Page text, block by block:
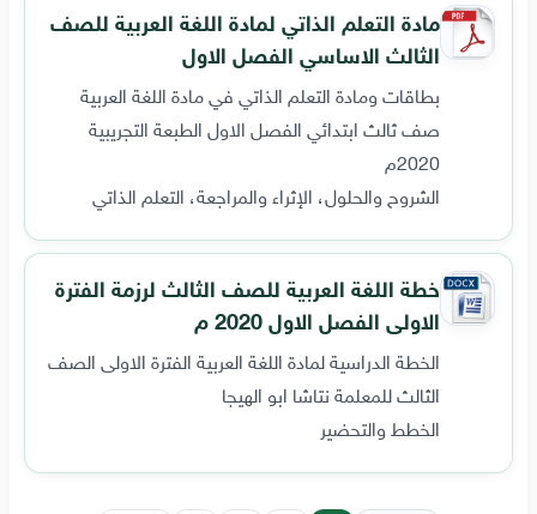
مادة التعلم الذاتي لمادة اللغة العربية للصف
الثالث الاساسي الفصل الاول
بطاقات ومادة التعلم الذاتي في مادة اللغة العربية
صف ثالث ابتدائي الفصل الاول الطبعة التجريبية
2020م
الشروح والحلول، الإثراء والمراجعة، التعلم الذاتي
خطة اللغة العربية للصف الثالث لرزمة الفترة
الاولى الفصل الاول 2020 م
الخطة الدراسية لمادة اللغة العربية الفترة الاولى الصف
الثالث للمعلمة نتاشا ابو الهيجا
الخطط والتحضير